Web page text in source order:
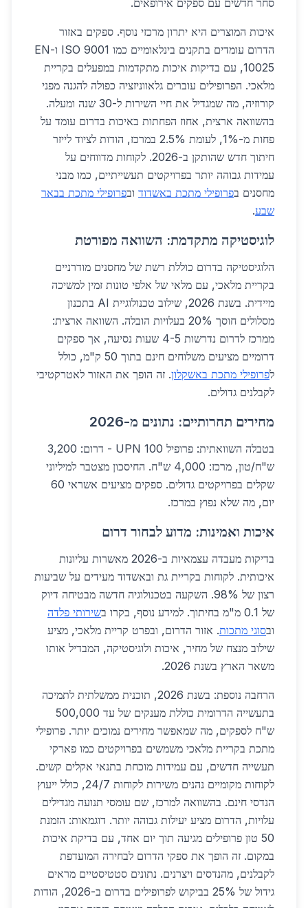
סחר חדשים עם ספקים אירופאים.
איכות המוצרים היא יתרון מרכזי נוסף. ספקים באזור
הדרום עומדים בתקנים בינלאומיים כמו ISO 9001 ו-EN
10025, עם בדיקות איכות מתקדמות במפעלים בקריית
מלאכי. הפרופילים עוברים גלאווניזציה כפולה להגנה מפני
קורוזיה, מה שמגדיל את חיי השירות ל-30 שנה ומעלה.
בהשוואה ארצית, אחוז הפחתות באיכות בדרום עומד על
פחות מ-1%, לעומת 2.5% במרכז, הודות לציוד לייזר
חיתוך חדש שהותקן ב-2026. לקוחות מדווחים על
עמידות גבוהה יותר בפרויקטים תעשייתיים, כמו מבני
מחסנים בפרופילי מתכת באשדוד ובפרופילי מתכת בבאר
שבע.
לוגיסטיקה מתקדמת: השוואה מפורטת
הלוגיסטיקה בדרום כוללת רשת של מחסנים מודרניים
בקריית מלאכי, עם מלאי של אלפי טונות זמין למשיכה
מיידית. בשנת 2026, שילוב טכנולוגיית AI בתכנון
מסלולים חוסך 20% בעלויות הובלה. השוואה ארצית:
ממרכז לדרום נדרשות 4-5 שעות נסיעה, אך ספקים
דרומיים מציעים משלוחים חינם בתוך 50 ק"מ, כולל
לפרופילי מתכת באשקלון. זה הופך את האזור לאטרקטיבי
לקבלנים גדולים.
מחירים תחרותיים: נתונים מ-2026
בטבלה השוואתית: פרופיל UPN 100 - דרום: 3,200
ש"ח/טון, מרכז: 4,000 ש"ח. החיסכון מצטבר למיליוני
שקלים בפרויקטים גדולים. ספקים מציעים אשראי 60
יום, מה שלא נפוץ במרכז.
איכות ואמינות: מדוע לבחור דרום
בדיקות מעבדה עצמאיות ב-2026 מאשרות עליונות
איכותית. לקוחות בקריית גת ובאשדוד מעידים על שביעות
רצון של 98%. השקעה בטכנולוגיה חדשה מבטיחה דיוק
של 0.1 מ"מ בחיתוך. למידע נוסף, בקרו ב
שירותי פלדה
ובסוגי מתכות. אזור הדרום, ובפרט קריית מלאכי, מציע
שילוב מנצח של מחיר, איכות ולוגיסטיקה, המבדיל אותו
משאר הארץ בשנת 2026.
הרחבה נוספת: בשנת 2026, תוכנית ממשלתית לתמיכה
בתעשייה הדרומית כוללת מענקים של עד 500,000
ש"ח לספקים, מה שמאפשר מחירים נמוכים יותר. פרופילי
מתכת בקריית מלאכי משמשים בפרויקטים כמו פארקי
תעשייה חדשים, עם עמידות מוכחת בתנאי אקלים קשים.
לקוחות מקומיים נהנים משירות לקוחות 24/7, כולל ייעוץ
הנדסי חינם. בהשוואה למרכז, שם עומסי תנועה מגדילים
עלויות, הדרום מציע יעילות גבוהה יותר. דוגמאות: הזמנת
50 טון פרופילים מגיעה תוך יום אחד, עם בדיקת איכות
במקום. זה הופך את ספקי הדרום לבחירה המועדפת
לקבלנים, מהנדסים ויצרנים. נתונים סטטיסטיים מראים
גידול של 25% בביקוש לפרופילים בדרום ב-2026, הודות